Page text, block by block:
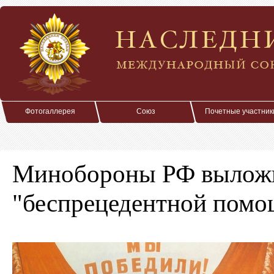
Фотогаллерея Союз Почетные
Минобороны РФ
"беспрецедентной